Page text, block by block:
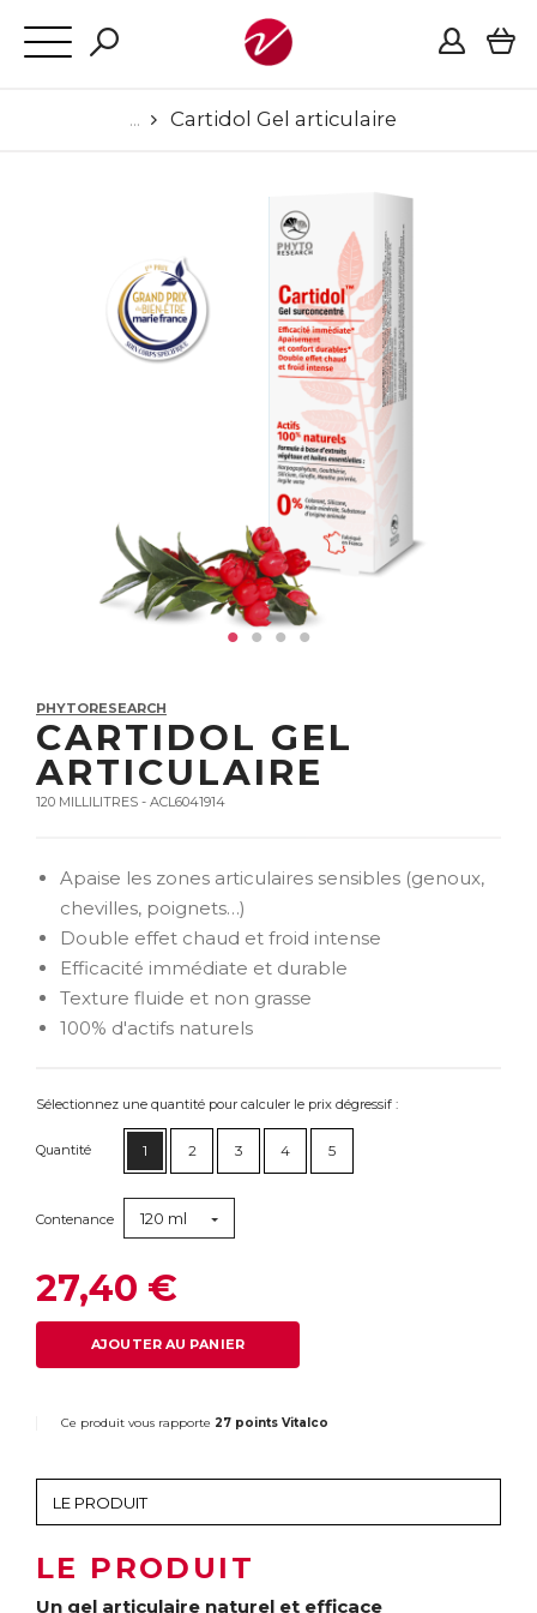
Cartidol Gel articulaire
PHYTORESEARCH
CARTIDOL GEL
ARTICULAIRE
120 MILLILITRES - ACL6041914
Apaise les zones articulaires sensibles (genoux,
chevilles, poignets…)
Double effet chaud et froid intense
Efficacité immédiate et durable
Texture fluide et non grasse
100% d'actifs naturels
Sélectionnez une quantité pour calculer le prix dégressif :
Quantité 1 2 3 4 5
Contenance 120 ml
27,40 €
AJOUTER AU PANIER
Ce produit vous rapporte 27 points Vitalco
LE PRODUIT
Un gel articulaire naturel et efficace